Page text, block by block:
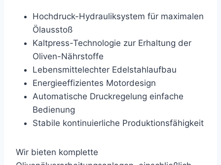
Hochdruck-Hydrauliksystem für maximalen
Ölausstoß
Kaltpress-Technologie zur Erhaltung der
Oliven-Nährstoffe
Lebensmittelechter Edelstahlaufbau
Energieeffizientes Motordesign
Automatische Druckregelung einfache
Bedienung
Stabile kontinuierliche Produktionsfähigkeit
Wir bieten komplette